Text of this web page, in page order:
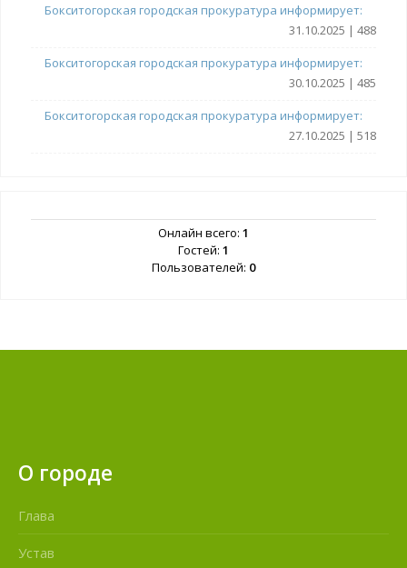
Бокситогорская городская прокуратура информирует:
31.10.2025 | 488
Бокситогорская городская прокуратура информирует:
30.10.2025 | 485
Бокситогорская городская прокуратура информирует:
27.10.2025 | 518
Онлайн всего: 1
Гостей: 1
Пользователей: 0
О городе
Глава
Устав